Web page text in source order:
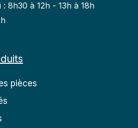
: 8h30 à 12h - 13h à 18h
pièces